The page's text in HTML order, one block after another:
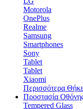
Motorola
OnePlus
Realme
Samsung
Smartphones
Sony
Tablet
Tablet
Xiaomi
Περισσότερα
Προστασία
Tempered Glass